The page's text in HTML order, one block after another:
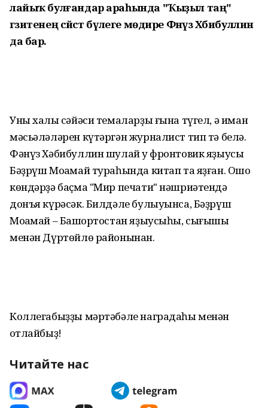
лайыҡ булғандар араһында "Ҡыҙыл таң"
гәзитенең сәйәсәт бүлеге мөдире Фәнүз Хәбибуллин
да бар.
Уны халыҡ сәйәси темаларҙы ғына түгел, ә иман
мәсьәләләрен күтәргән журналист тип тә белә.
Фәнүз Хәбибуллин шулай уҡ фронтовик яҙыусы
Бәҙрүш Моҡамай тураһында китап та яҙған. Ошо
көндәрҙә баҫма "Мир печати" нәшриәтендә
донъя күрәсәк. Билдәле булыуынса, Бәҙрүш
Моҡамай – Башҡортостан яҙыусыһы, сығышы
менән Дүртөйлө районынан.
Коллегабыҙҙы мәртәбәле наградаһы менән
ҡотлайбыҙ!
Читайте нас